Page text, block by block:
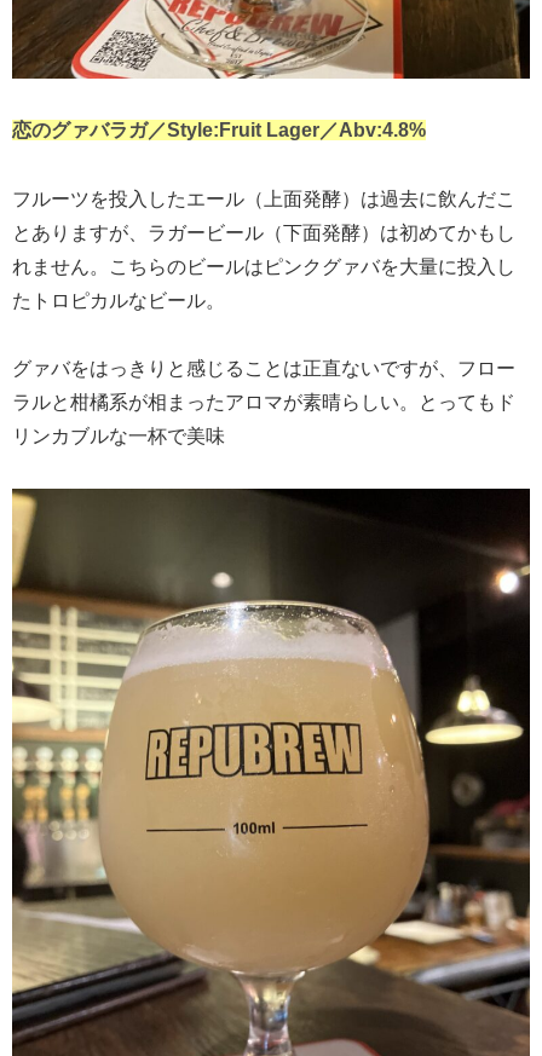
恋のグァバラガ／Style:Fruit Lager／Abv:4.8%
フルーツを投入したエール（上面発酵）は過去に飲んだこ
とありますが、ラガービール（下面発酵）は初めてかもし
れません。こちらのビールはピンクグァバを大量に投入し
たトロピカルなビール。
グァバをはっきりと感じることは正直ないですが、フロー
ラルと柑橘系が相まったアロマが素晴らしい。とってもド
リンカブルな一杯で美味